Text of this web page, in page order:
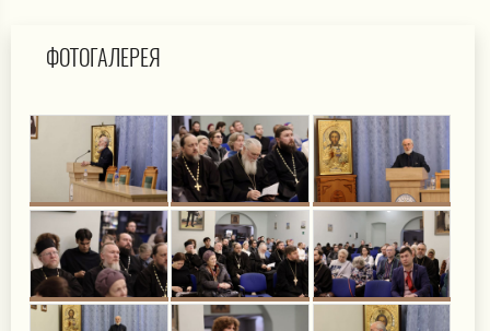
ФОТОГАЛЕРЕЯ